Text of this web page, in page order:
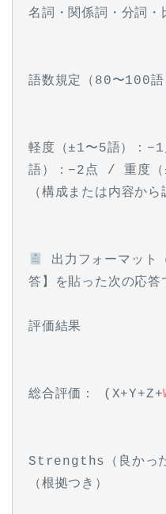
名詞・関係詞・分詞
語数規定（80〜100語
軽度（±1〜5語）：
語）：−2点 / 重度（
（構成または内容から
出力フォーマット
答】を貼った次の応答
評価結果
総合評価： (X+Y+Z+
Strengths（良かった
（根拠つき）